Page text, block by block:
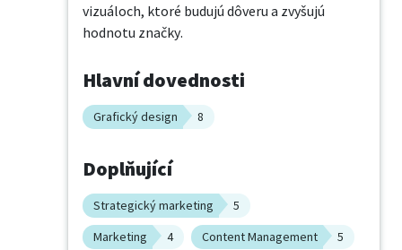
vizuáloch, ktoré budujú dôveru a zvyšujú
hodnotu značky.
Hlavní dovednosti
Grafický design 8
Doplňující
Strategický marketing
5
Marketing
4 Content Management 5